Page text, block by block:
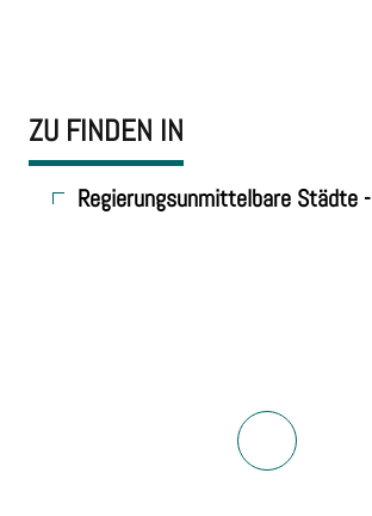
ZU FINDEN IN
Regierungsunmittelbare Städte -